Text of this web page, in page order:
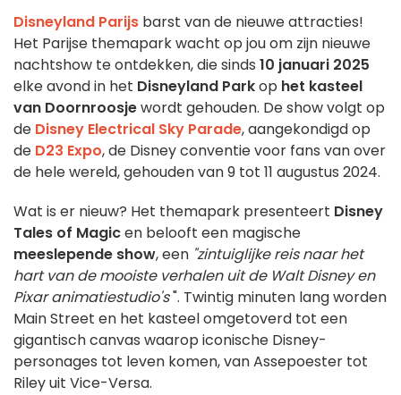
Disneyland Parijs barst van de nieuwe attracties!
Het Parijse themapark wacht op jou om zijn nieuwe
nachtshow te ontdekken, die sinds 10 januari 2025
elke avond in het Disneyland Parkop het kasteel
van Doornroosjewordt gehouden. De show volgt op
de Disney Electrical Sky Parade, aangekondigd op
de D23 Expo, de Disney conventie voor fans van over
de hele wereld, gehouden van 9 tot 11 augustus 2024.
Wat is er nieuw? Het themapark presenteert Disney
Tales of Magicen belooft een magische
meeslepende show, een "zintuiglijke reis naar het
hart van de mooiste verhalen uit de Walt Disney en
Pixar animatiestudio's". Twintig minuten lang worden
Main Street en het kasteel omgetoverd tot een
gigantisch canvas waarop iconische Disney-
personages tot leven komen, van Assepoester tot
Riley uit Vice-Versa.